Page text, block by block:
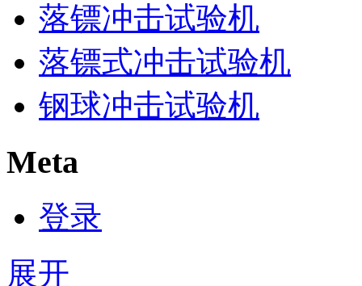
落镖冲击试验机
落镖式冲击试验机
钢球冲击试验机
Meta
登录
展开